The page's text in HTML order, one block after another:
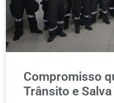
Compromisso
Trânsito e